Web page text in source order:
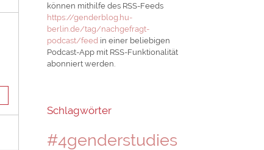
können mithilfe des RSS-Feeds
https://genderblog.hu-
berlin.de/tag/nachgefragt-
podcast/feed in einer beliebigen
Podcast-App mit RSS-Funktionalität
abonniert werden.
Schlagwörter
#4genderstudies